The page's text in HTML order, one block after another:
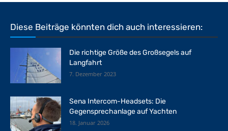
Diese Beiträge könnten dich auch interessieren:
Die richtige Größe des Großsegels auf
Langfahrt
7. Dezember 2023
Sena Intercom-Headsets: Die
Gegensprechanlage auf Yachten
18. Januar 2026